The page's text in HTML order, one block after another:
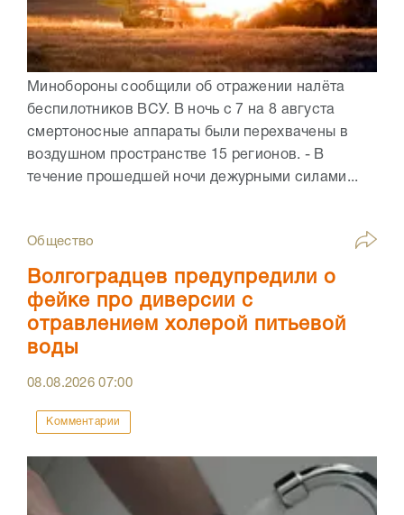
Минобороны сообщили об отражении налёта
беспилотников ВСУ. В ночь с 7 на 8 августа
смертоносные аппараты были перехвачены в
воздушном пространстве 15 регионов. - В
течение прошедшей ночи дежурными силами...
Общество
Волгоградцев предупредили о
фейке про диверсии с
отравлением холерой питьевой
воды
08.08.202607:00
Комментарии